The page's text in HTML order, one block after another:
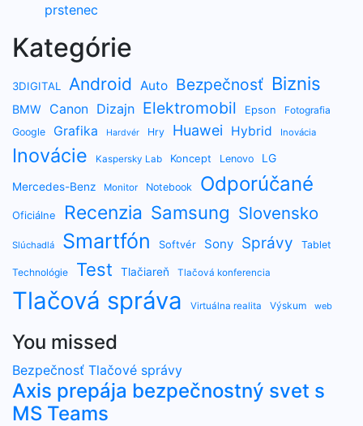
prstenec
Kategórie
3DIGITAL Android Auto Bezpečnosť Biznis
BMW Canon Dizajn Elektromobil Epson
Fotografia
Google
Grafika Hardvér Hry Huawei Hybrid Inovácia
Inovácie Kaspersky Lab Koncept Lenovo LG
Mercedes-Benz Monitor Notebook Odporúčané
Oficiálne Recenzia Samsung Slovensko
Slúchadlá Smartfón Softvér Sony Správy Tablet
Technológie Test Tlačiareň Tlačová konferencia
Tlačová správa Virtuálna realita Výskum web
You missed
Bezpečnosť Tlačové správy
Axis prepája bezpečnostný svet s
MS Teams